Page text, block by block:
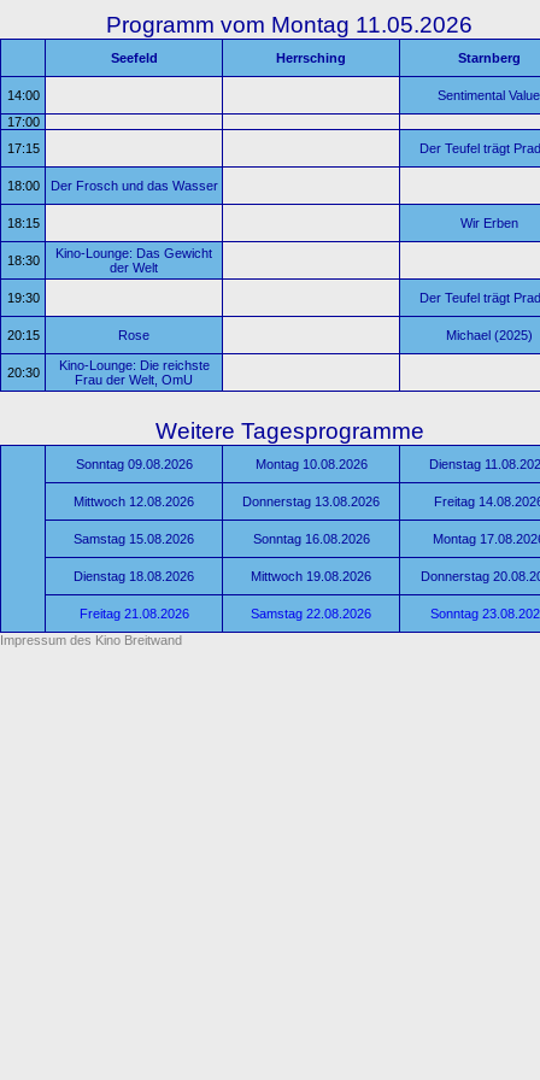
Programm vom Montag 11.05.2026
Seefeld Herrsching Starnberg
14:00
Sentimental Value
17:00
17:15
Der Teufel trägt
18:00 Der Frosch und das Wasser
18:15 Wir Erben
18:30
Kino-Lounge: Das Gewicht
der Welt
19:30 Der Teufel trägt
20:15 Rose Michael (2025)
20:30
Kino-Lounge: Die reichste
Frau der Welt, OmU
Weitere Tagesprogramme
Sonntag 09.08.2026 Montag 10.08.2026 Dienstag
Mittwoch 12.08.2026 Donnerstag 13.08.2026 Freitag
Samstag 15.08.2026 Sonntag 16.08.2026 Montag
Dienstag 18.08.2026 Mittwoch 19.08.2026 Donnerstag
Freitag 21.08.2026 Samstag 22.08.2026
Sonntag
Impressum des Kino Breitwand